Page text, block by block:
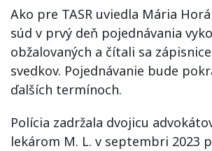
Ako pre TASR uviedla Mária
súd v prvý deň pojednávania
obžalovaných a čítali sa
svedkov. Pojednávanie bude
ďalších termínoch.
Polícia zadržala dvojicu
lekárom M. L. v septembri 2023